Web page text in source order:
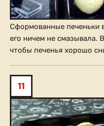
Сформованные печеньки
его ничем не смазывала.
чтобы печенья хорошо
11